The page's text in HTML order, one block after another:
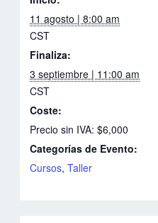
11 agosto | 8:00 am
CST
Finaliza:
3 septiembre | 11:00 am
CST
Coste:
Precio sin IVA: $6,000
Categorías de Evento:
Cursos,Taller